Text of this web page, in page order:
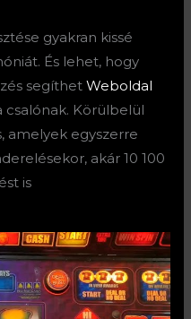
gyakran kissé
És lehet, hogy
segíthetWeboldal
csalónak. Körülbelül
amelyek egyszerre
akár 10 100
is